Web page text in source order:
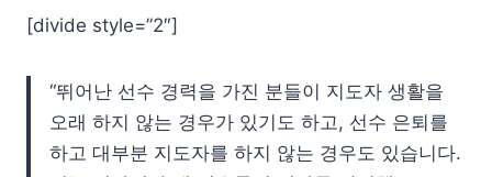
[divide style=”2″]
“뛰어난 선수 경력을 가진 분들이 지도자 생활을
오래 하지 않는 경우가 있기도 하고, 선수 은퇴를
하고 대부분 지도자를 하지 않는 경우도 있습니다.